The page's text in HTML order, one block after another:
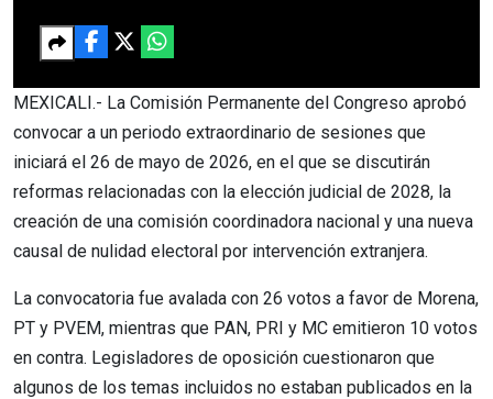
MEXICALI.- La Comisión Permanente del Congreso aprobó
convocar a un periodo extraordinario de sesiones que
iniciará el 26 de mayo de 2026, en el que se discutirán
reformas relacionadas con la elección judicial de 2028, la
creación de una comisión coordinadora nacional y una nueva
causal de nulidad electoral por intervención extranjera.
La convocatoria fue avalada con 26 votos a favor de Morena,
PT y PVEM, mientras que PAN, PRI y MC emitieron 10 votos
en contra. Legisladores de oposición cuestionaron que
algunos de los temas incluidos no estaban publicados en la